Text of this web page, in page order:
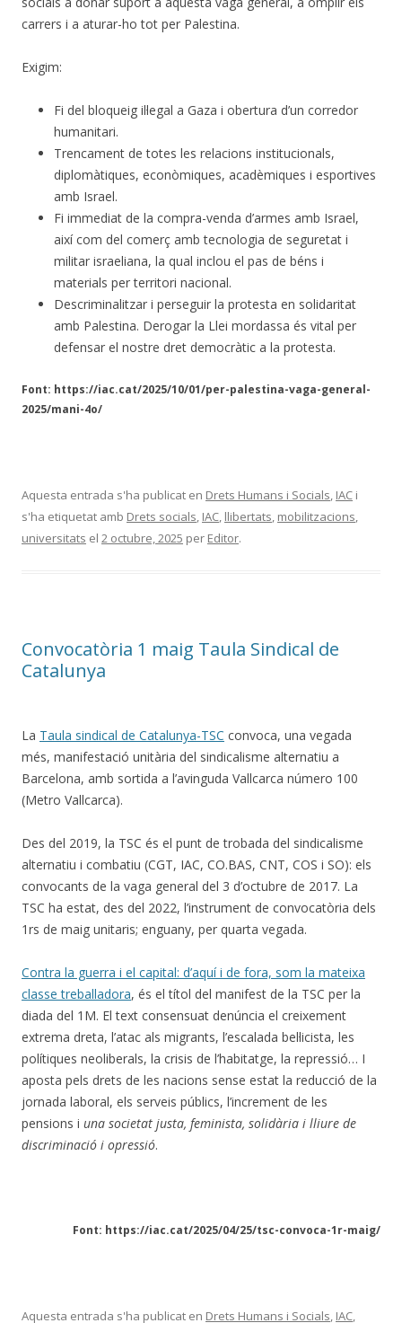
carrers i a aturar-ho tot per Palestina.
Exigim:
Fi del bloqueig il·legal a Gaza i obertura d’un corredor
humanitari.
Trencament de totes les relacions institucionals,
diplomàtiques, econòmiques, acadèmiques i esportives
amb Israel.
Fi immediat de la compra-venda d’armes amb Israel,
així com del comerç amb tecnologia de seguretat i
militar israeliana, la qual inclou el pas de béns i
materials per territori nacional.
Descriminalitzar i perseguir la protesta en solidaritat
amb Palestina. Derogar la Llei mordassa és vital per
defensar el nostre dret democràtic a la protesta.
Font: https://iac.cat/2025/10/01/per-palestina-vaga-general-
2025/mani-4o/
Aquesta entrada s'ha publicat en Drets Humans i Socials IAC i
s'ha etiquetat amb Drets socials IAC llibertats mobilitzacions
universitats el 2 octubre, 2025 per Editor.
Convocatòria 1 maig Taula Sindical de
Catalunya
La Taula sindical de Catalunya-TSC convoca, una vegada
més, manifestació unitària del sindicalisme alternatiu a
Barcelona, amb sortida a l’avinguda Vallcarca número 100
(Metro Vallcarca).
Des del 2019, la TSC és el punt de trobada del sindicalisme
alternatiu i combatiu (CGT, IAC, CO.BAS, CNT, COS i SO): els
convocants de la vaga general del 3 d’octubre de 2017. La
TSC ha estat, des del 2022, l’instrument de convocatòria dels
1rs de maig unitaris; enguany, per quarta vegada.
Contra la guerra i el capital: d’aquí i de fora, som la mateixa
classe treballadora, és el títol del manifest de la TSC per la
diada del 1M. El text consensuat denúncia el creixement
extrema dreta, l’atac als migrants, l’escalada bel·licista, les
polítiques neoliberals, la crisis de l’habitatge, la repressió… I
aposta pels drets de les nacions sense estat la reducció de la
jornada laboral, els serveis públics, l’increment de les
pensions i una societat justa, feminista, solidària i lliure de
discriminació i opressió.
Font: https://iac.cat/2025/04/25/tsc-convoca-1r-maig/
Aquesta entrada s'ha publicat en Drets Humans i Socials IAC